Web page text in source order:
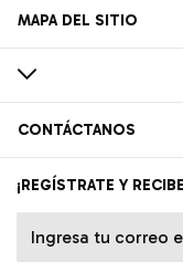
MAPA DEL SITIO
CONTÁCTANOS
¡REGÍSTRATE Y